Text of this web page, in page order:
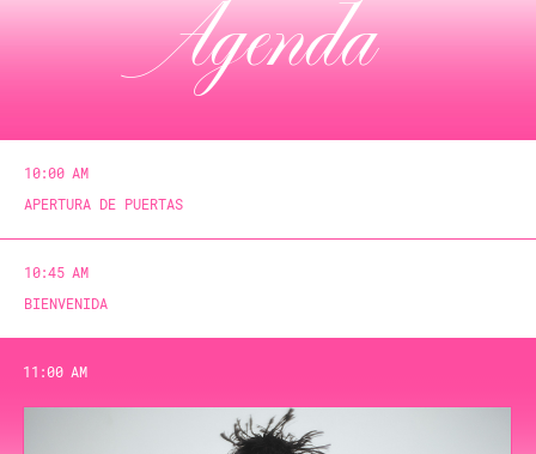
Agenda
10:00 AM
APERTURA DE PUERTAS
10:45 AM
BIENVENIDA
11:00 AM